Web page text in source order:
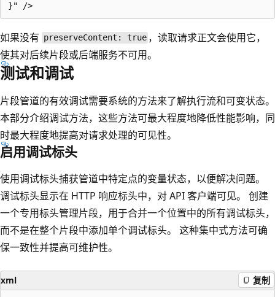
如果没有 preserveContent: true ，读取请求正文会使用它，
使其对后续片段或后端服务不可用。
测试和调试
片段管道的有效调试需要系统的方法来了解执行流和可变状态。
本部分介绍调试方法，这些方法可最大程度地降低性能影响，同
时最大程度地提高对请求处理的可见性。
启用调试标头
使用调试标头捕获管道中特定点的变量状态，以便解决问题。
调试标头显示在 HTTP 响应标头中，对 API 客户端可见。 创建
一个专用标头管理片段，用于合并一个位置中的所有调试标头，
而不是在整个片段中添加单个调试标头。 这种集中式方法可确
保一致性并提高可维护性。
xml 复制